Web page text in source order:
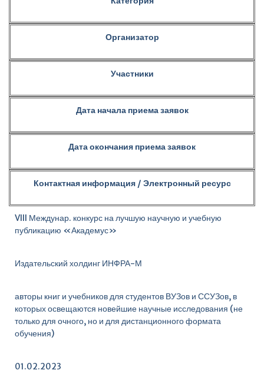
Организатор
Участники
Дата начала приема заявок
Дата окончания приема заявок
Контактная информация / Электронный ресурс
VIII Междунар. конкурс на лучшую научную и учебную
публикацию «Академус»
Издательский холдинг ИНФРА-М
авторы книг и учебниковдля студентов ВУЗов и ССУЗов, в
которых освещаются новейшие научные исследования (не
только для очного, но и для дистанционного формата
обучения)
01.02.2023